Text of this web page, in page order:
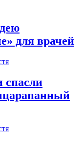
для врачей
спасли